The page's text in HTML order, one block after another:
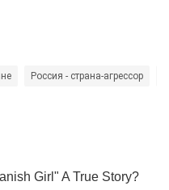
Россия - страна-агрессор